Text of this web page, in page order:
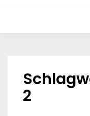
2